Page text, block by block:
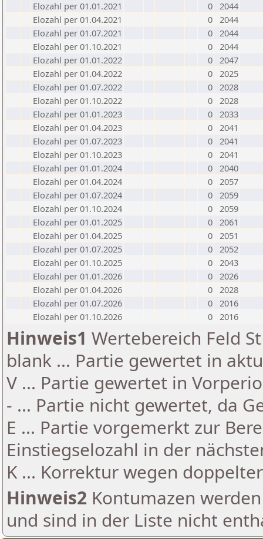
Elozahl per 01.01.2021
0 2044
Elozahl per 01.04.2021
0 2044
Elozahl per 01.07.2021
0 2044
Elozahl per 01.10.2021
0 2044
Elozahl per 01.01.2022
0 2047
Elozahl per 01.04.2022
0 2025
Elozahl per 01.07.2022
0 2028
Elozahl per 01.10.2022
0 2028
Elozahl per 01.01.2023
0 2033
Elozahl per 01.04.2023
0 2041
Elozahl per 01.07.2023
0 2041
Elozahl per 01.10.2023
0 2041
Elozahl per 01.01.2024
0 2040
Elozahl per 01.04.2024
0 2057
Elozahl per 01.07.2024
0 2059
Elozahl per 01.10.2024
0 2059
Elozahl per 01.01.2025
0 2061
Elozahl per 01.04.2025
0 2051
Elozahl per 01.07.2025
0 2052
Elozahl per 01.10.2025
0 2043
Elozahl per 01.01.2026
0 2026
Elozahl per 01.04.2026
0 2028
Elozahl per 01.07.2026
0 2016
Elozahl per 01.10.2026
0 2016
Hinweis1 Wertebereich Feld
blank ... Partie gewertet in
V ... Partie gewertet in
- ... Partie nicht gewertet, da
E ... Partie vorgemerkt zur
Einstiegselozahl in der
K ... Korrektur wegen
Hinweis2 Kontumazen
und sind in der Liste nicht